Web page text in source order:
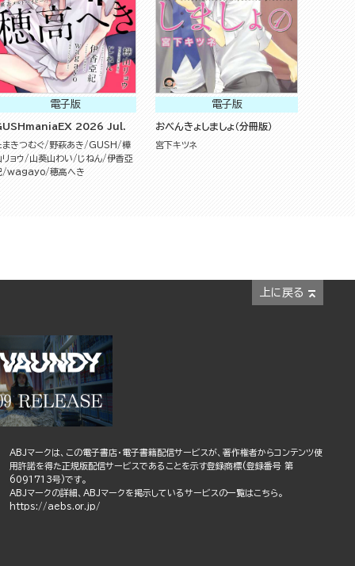
電子版
2026 Jul.
まきつむぐ 野萩あき GUSH
樺
リョウ
山葵山わい じねん 伊香亞
wagayo 穂高へき
電子版
おべんきょしましょ（分冊版）
宮下キツネ
上に戻る
ABJマークは、この電子書店・電子書籍配信サービスが、著作権者からコンテンツ使
用許諾を得た正規版配信サービスであることを示す登録商標(登録番号 第
6091713号)です。
ABJマークの詳細、ABJマークを掲示しているサービスの一覧はこちら。
https://aebs.or.jp/